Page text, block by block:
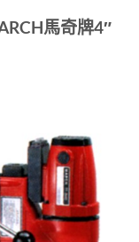
馬奇牌4″